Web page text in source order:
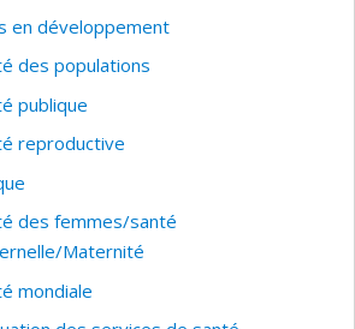
en développement
des populations
publique
reproductive
des femmes/santé
Maternité
mondiale